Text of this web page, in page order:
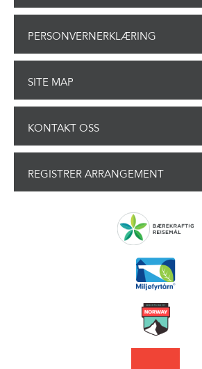
PERSONVERNERKLÆRING
SITE MAP
KONTAKT OSS
REGISTRER ARRANGEMENT